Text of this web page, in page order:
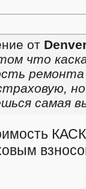
от
что
ремонта
самая